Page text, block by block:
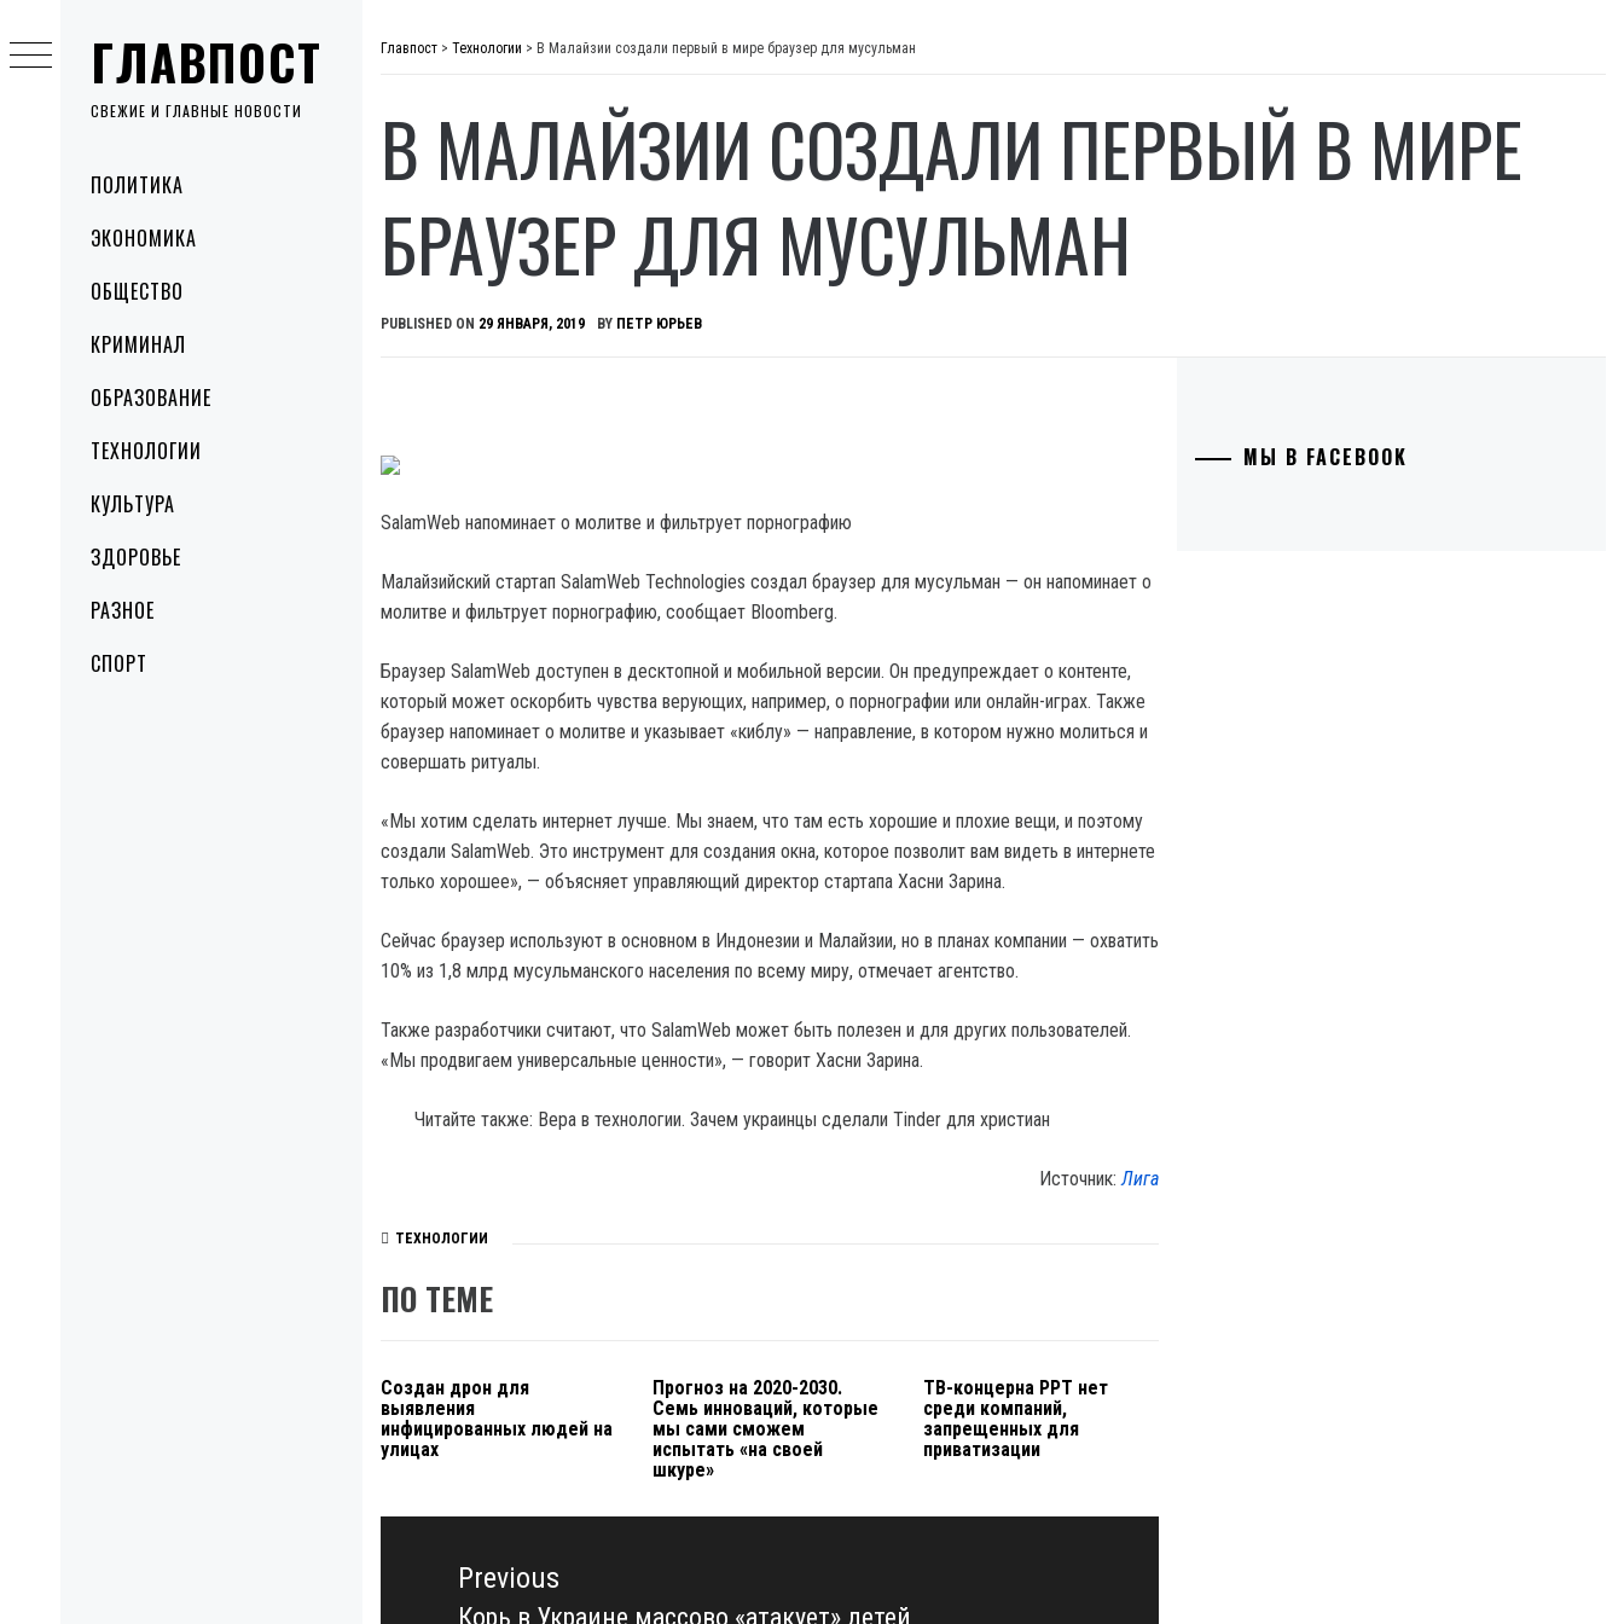
ГЛАВПОСТ
СВЕЖИЕ И ГЛАВНЫЕ НОВОСТИ
MenuПОЛИТИКА
ЭКОНОМИКА
ОБЩЕСТВО
КРИМИНАЛ
ОБРАЗОВАНИЕ
ТЕХНОЛОГИИ
КУЛЬТУРА
ЗДОРОВЬЕ
РАЗНОЕ
СПОРТ
to
content
Главпост > Технологии > В Малайзии создали первый в мире браузер для мусульман
В МАЛАЙЗИИ СОЗДАЛИ ПЕРВЫЙ В МИРЕ
БРАУЗЕР ДЛЯ МУСУЛЬМАН
PUBLISHED ON 29 ЯНВАРЯ, 2019 BY ПЕТР ЮРЬЕВ
SalamWeb напоминает о молитве и фильтрует порнографию
Малайзийский стартап SalamWeb Technologies создал браузер для мусульман — он напоминает о
молитве и фильтрует порнографию, сообщает Bloomberg.
Браузер SalamWeb доступен в десктопной и мобильной версии. Он предупреждает о контенте,
который может оскорбить чувства верующих, например, о порнографии или онлайн-играх. Также
браузер напоминает о молитве и указывает «киблу» — направление, в котором нужно молиться и
совершать ритуалы.
«Мы хотим сделать интернет лучше. Мы знаем, что там есть хорошие и плохие вещи, и поэтому
создали SalamWeb. Это инструмент для создания окна, которое позволит вам видеть в интернете
только хорошее», — объясняет управляющий директор стартапа Хасни Зарина.
Сейчас браузер используют в основном в Индонезии и Малайзии, но в планах компании — охватить
10% из 1,8 млрд мусульманского населения по всему миру, отмечает агентство.
Также разработчики считают, что SalamWeb может быть полезен и для других пользователей.
«Мы продвигаем универсальные ценности», — говорит Хасни Зарина.
Читайте также: Вера в технологии. Зачем украинцы сделали Tinder для христиан
Источник:Лига
ТЕХНОЛОГИИ
ПО ТЕМЕ
Создан дрон для
выявления
инфицированных людей на
улицах
Прогноз на 2020-2030.
Семь инноваций, которые
мы сами сможем
испытать «на своей
шкуре»
ТВ-концерна РРТ нет
среди компаний,
запрещенных для
приватизации
Навигация
записямPrevious
Корь в Украине массово «атакует» детей
МЫ В FACEBOOK